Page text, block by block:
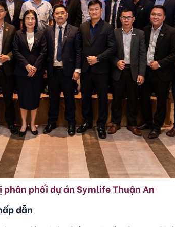
phân phối dự án Symlife Thuận An
dẫn